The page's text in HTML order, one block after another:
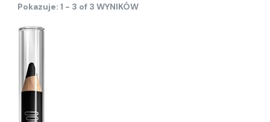
Pokazuje: 1 - 3 of 3 WYNIKÓW